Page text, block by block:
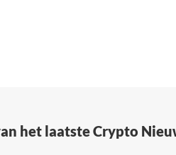
het laatste Crypto